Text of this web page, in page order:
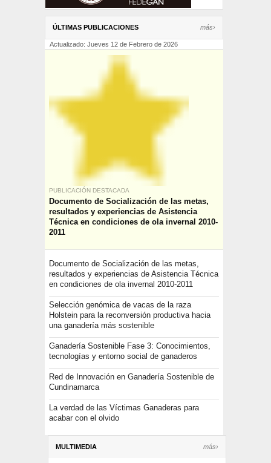
ÚLTIMAS PUBLICACIONES más›
Actualizado: Jueves 12 de Febrero de 2026
PUBLICACIÓN DESTACADA
Documento de Socialización de las metas,
resultados y experiencias de Asistencia
Técnica en condiciones de ola invernal 2010-
2011
Documento de Socialización de las metas,
resultados y experiencias de Asistencia Técnica
en condiciones de ola invernal 2010-2011
Selección genómica de vacas de la raza
Holstein para la reconversión productiva hacia
una ganadería más sostenible
Ganadería Sostenible Fase 3: Conocimientos,
tecnologías y entorno social de ganaderos
Red de Innovación en Ganadería Sostenible de
Cundinamarca
La verdad de las Víctimas Ganaderas para
acabar con el olvido
MULTIMEDIA más›